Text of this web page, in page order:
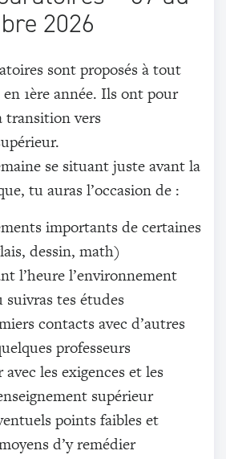
2026
sont proposés à tout
1ère année. Ils ont pour
transition vers
se situant juste avant la
tu auras l’occasion de :
importants de certaines
dessin, math)
l’heure l’environnement
tes études
contacts avec d’autres
professeurs
les exigences et les
supérieur
points faibles et
d’y remédier